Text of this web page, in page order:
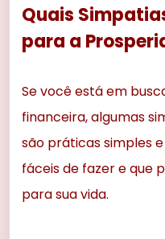
Quais
para a
Se você está em
financeira, algumas
são práticas simples
fáceis de fazer e que
para sua vida.